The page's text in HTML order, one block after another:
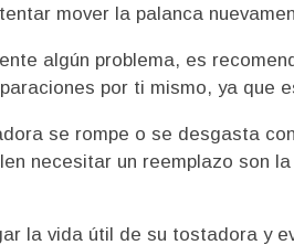
mover la palanca
algún problema, es
por ti mismo, ya que
se rompe o se desgasta
necesitar un reemplazo son
la vida útil de su tostadora y